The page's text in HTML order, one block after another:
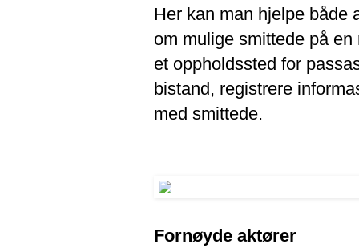
Her kan man hjelpe både
om mulige smittede på
et oppholdssted for
bistand, registrere
med smittede.
Fornøyde aktører